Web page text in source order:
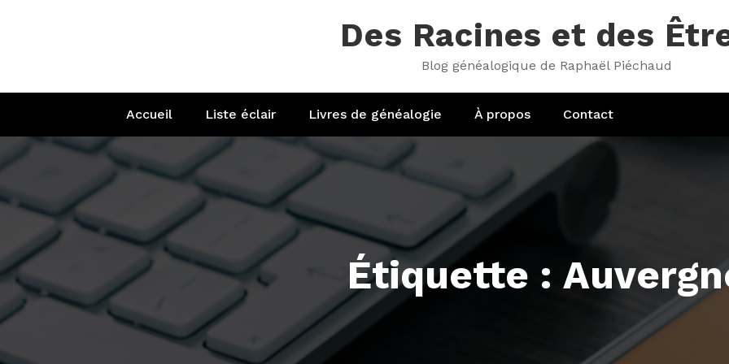
Des Racines et des
Blog généalogique de Raphaël Piéchaud
Accueil Liste éclair Livres de généalogie À propos Contact
Étiquette :